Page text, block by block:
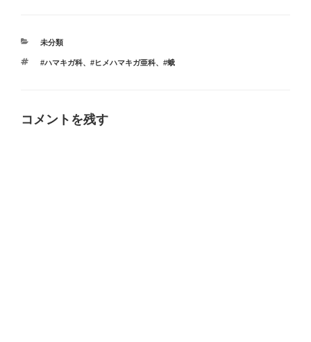
カ
ゴ
未分類
タ
#ハマキガ科、 #ヒメハマキガ亜科、 #蛾
コメントを残す